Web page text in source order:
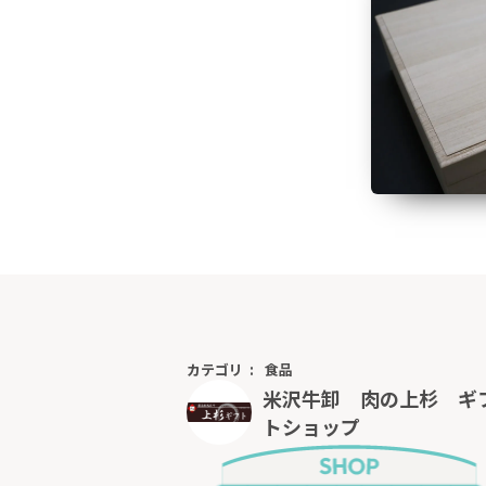
カテゴリ 食品
米沢牛卸 肉の上杉 ギ
トショップ